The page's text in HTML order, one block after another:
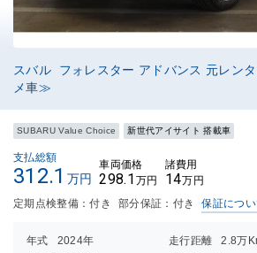
スバル フォレスター アドバンス 元レン
メ車≫
SUBARU Value Choice 新世代アイサイト 搭載車
支払総額
312.1 万円
車両価格
298.1 万円
諸費用
14万円
定期点検整備：付き 部分保証：付き 保証につ
年式 2024年 走行距離
2.8万